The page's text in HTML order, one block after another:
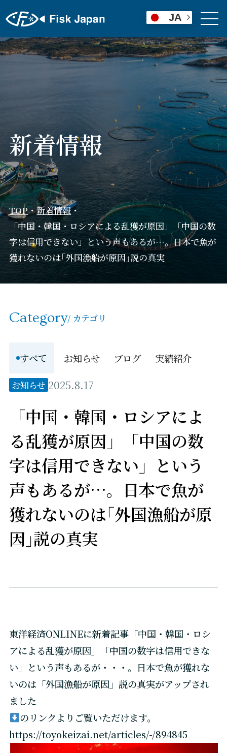
新着情報
TOP・新着情報・
「中国・韓国・ロシアによる乱獲が原因」「中国の数
字は信用できない」という声もあるが…。日本で魚が
獲れないのは｢外国漁船が原因｣説の真実
Category/ カテゴリ
すべて お知らせ ブログ 実績紹介
お知らせ 2025.8.17
「中国・韓国・ロシアによ
る乱獲が原因」「中国の数
字は信用できない」という
声もあるが…。日本で魚が
獲れないのは｢外国漁船が原
因｣説の真実
東洋経済ONLINEに新着記事「中国・韓国・ロシ
アによる乱獲が原因」「中国の数字は信用できな
い」という声もあるが・・・。日本で魚が獲れな
いのは「外国漁船が原因」説の真実がアップされ
ました
のリンクよりご覧いただけます。
https://toyokeizai.net/articles/-/894845
JA